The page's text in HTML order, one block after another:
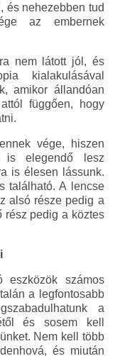
és nehezebben tud
az embernek
nem látott jól, és
kialakulásával
amikor állandóan
függően, hogy
vége, hiszen
is elegendő lesz
is élesen lássunk.
található. A lencse
alsó része pedig a
rész pedig a köztes
eszközök számos
a legfontosabb
a
és sosem kell
Nem kell több
és miután